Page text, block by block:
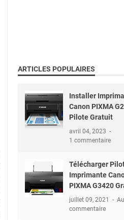
ARTICLES POPULAIRES
Installer
Canon PIXMA
Pilote Gratuit
avril 04, 2023
1 commentaire
Télécharger
Imprimante
PIXMA G3420
juillet 09, 2021
commentaire